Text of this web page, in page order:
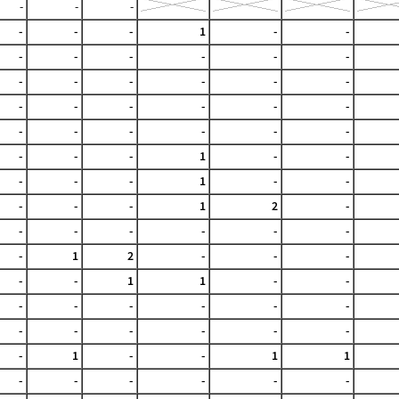
- -
-
- - - 1 -
-
- - - - -
-
- - - - -
-
- - - - -
-
- - - - -
-
- - - 1 -
-
- - - 1 -
-
- - - 1 2
-
- - - - -
-
- 1 2 - -
-
- - 1 1 -
-
- - - - -
-
- - - - -
-
- 1 - - 1
1
- - - - -
-